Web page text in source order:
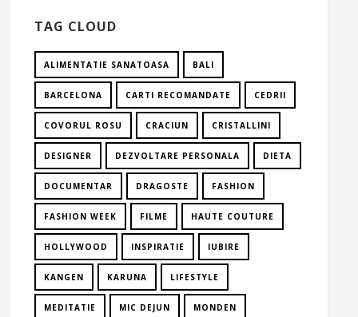
TAG CLOUD
ALIMENTATIE SANATOASA BALI
BARCELONA CARTI RECOMANDATE CEDRII
COVORUL ROSU CRACIUN CRISTALLINI
DESIGNER DEZVOLTARE PERSONALA DIETA
DOCUMENTAR DRAGOSTE FASHION
FASHION WEEK FILME HAUTE COUTURE
HOLLYWOOD INSPIRATIE IUBIRE
KANGEN KARUNA LIFESTYLE
MEDITATIE MIC DEJUN MONDEN